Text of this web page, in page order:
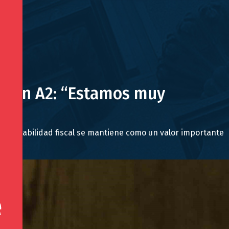
A2: “Estamos muy
fiscal se mantiene como un valor importante